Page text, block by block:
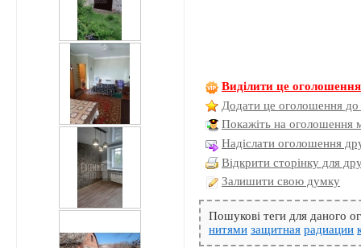
Виділити це оголошення
Додати це оголошення до
Покажіть на оголошення
Надіслати оголошення
Відкрити сторінку для
Залишити свою думку
Пошукові теги для даного
нитями защитная радиации